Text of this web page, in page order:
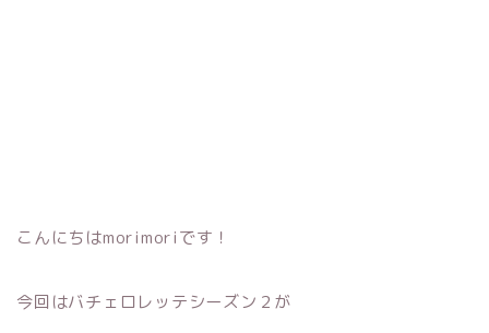
こんにちはmorimoriです！
今回はバチェロレッテシーズン２が